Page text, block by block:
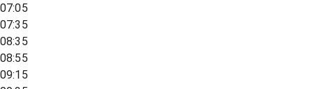
07:05
07:35
08:35
08:55
09:15